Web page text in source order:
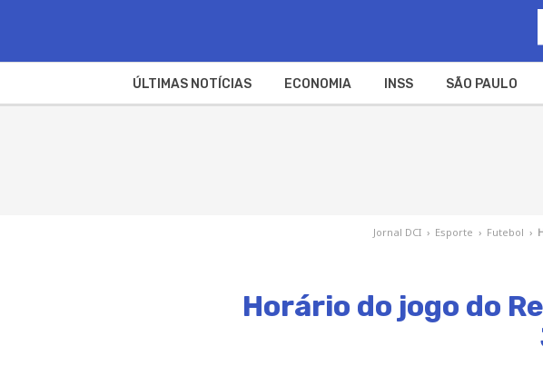
ÚLTIMAS NOTÍCIAS ECONOMIA INSS SÃO PAULO
Jornal DCI › Esporte › Futebol ›
Horário do jogo do